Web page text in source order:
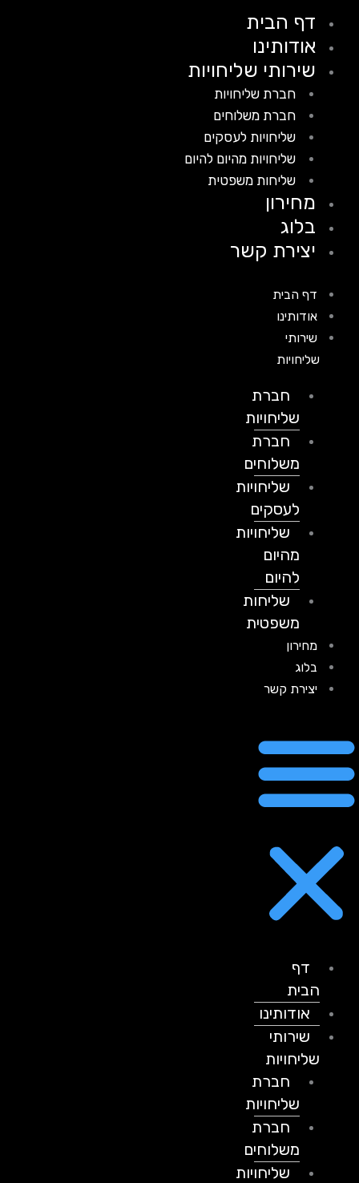
דף הבית
אודותינו
שירותי שליחויות
חברת שליחויות
חברת משלוחים
שליחויות לעסקים
שליחויות מהיום להיום
שליחות משפטית
מחירון
בלוג
יצירת קשר
דף הבית
אודותינו
שירותי
שליחויות
חברת
שליחויות
חברת
משלוחים
שליחויות
לעסקים
שליחויות
מהיום
להיום
שליחות
משפטית
מחירון
בלוג
יצירת קשר
דף
הבית
אודותינו
שירותי
שליחויות
חברת
שליחויות
חברת
משלוחים
שליחויות